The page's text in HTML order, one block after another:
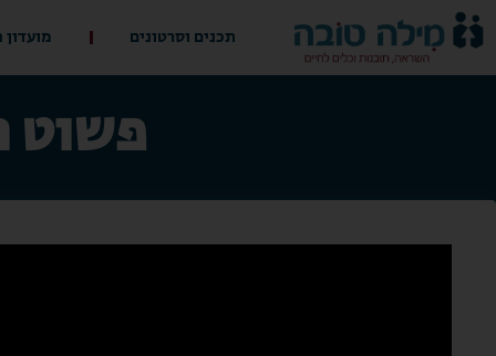
תכנים וסרטונים מועדון
פשוט